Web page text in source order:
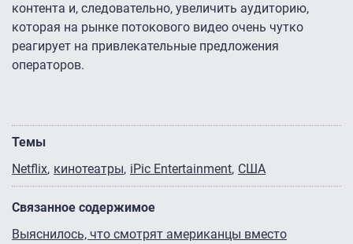
контента и, следовательно, увеличить аудиторию,
которая на рынке потокового видео очень чутко
реагирует на привлекательные предложения
операторов.
Темы
Netflix кинотеатры iPic Entertainment США
Связанное содержимое
Выяснилось, что смотрят американцы вместо